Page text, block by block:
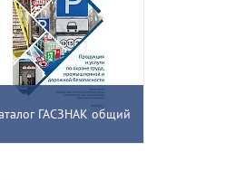
ГАСЗНАК общий